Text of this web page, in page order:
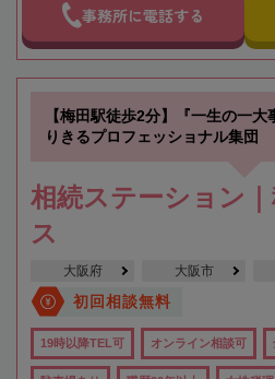
事務所に電話する
【梅田駅徒歩2分】『一生の一
りきるプロフェッショナル集団
相続ステーション
ス
大阪府 大阪市
初回相談無料
19時以降TEL可 オンライン相談可